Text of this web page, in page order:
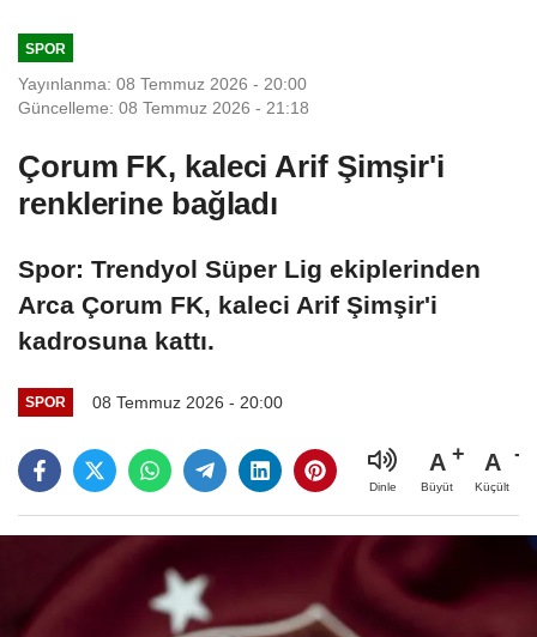
SPOR
Yayınlanma: 08 Temmuz 2026 - 20:00
Güncelleme: 08 Temmuz 2026 - 21:18
Çorum FK, kaleci Arif Şimşir'i
renklerine bağladı
Spor: Trendyol Süper Lig ekiplerinden
Arca Çorum FK, kaleci Arif Şimşir'i
kadrosuna kattı.
SPOR 08 Temmuz 2026 - 20:00
Dinle
A
Büyüt
A
Küçült